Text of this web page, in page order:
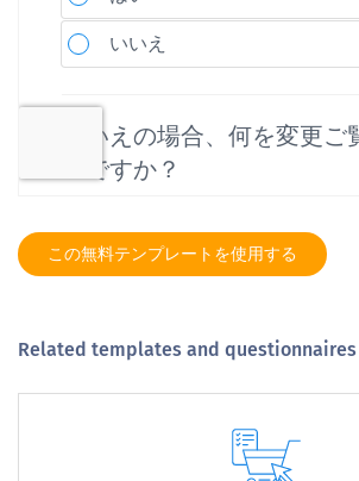
この無料テンプレートを使用する
Related templates and questionnaires